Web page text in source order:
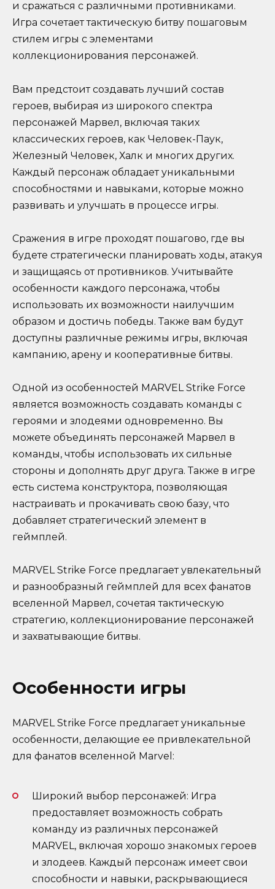
и сражаться с различными противниками.
Игра сочетает тактическую битву пошаговым
стилем игры с элементами
коллекционирования персонажей.
Вам предстоит создавать лучший состав
героев, выбирая из широкого спектра
персонажей Марвел, включая таких
классических героев, как Человек-Паук,
Железный Человек, Халк и многих других.
Каждый персонаж обладает уникальными
способностями и навыками, которые можно
развивать и улучшать в процессе игры.
Сражения в игре проходят пошагово, где вы
будете стратегически планировать ходы, атакуя
и защищаясь от противников. Учитывайте
особенности каждого персонажа, чтобы
использовать их возможности наилучшим
образом и достичь победы. Также вам будут
доступны различные режимы игры, включая
кампанию, арену и кооперативные битвы.
Одной из особенностей MARVEL Strike Force
является возможность создавать команды с
героями и злодеями одновременно. Вы
можете объединять персонажей Марвел в
команды, чтобы использовать их сильные
стороны и дополнять друг друга. Также в игре
есть система конструктора, позволяющая
настраивать и прокачивать свою базу, что
добавляет стратегический элемент в
геймплей.
MARVEL Strike Force предлагает увлекательный
и разнообразный геймплей для всех фанатов
вселенной Марвел, сочетая тактическую
стратегию, коллекционирование персонажей
и захватывающие битвы.
Особенности игры
MARVEL Strike Force предлагает уникальные
особенности, делающие ее привлекательной
для фанатов вселенной Marvel:
Широкий выбор персонажей: Игра
предоставляет возможность собрать
команду из различных персонажей
MARVEL, включая хорошо знакомых героев
и злодеев. Каждый персонаж имеет свои
способности и навыки, раскрывающиеся